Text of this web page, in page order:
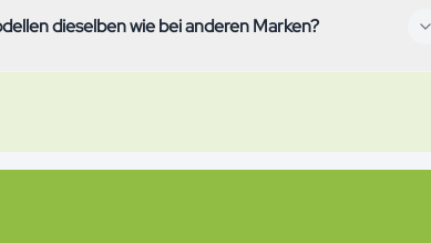
Bei einigen Citroen-Modellen gilt eine
dieselben wie bei anderen Marken?
Autobahnvignette und 24/7-Pannenhilfe sind enthalten